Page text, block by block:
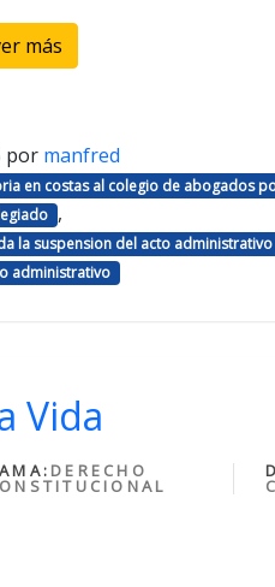
más
por manfred
en costas al colegio de abogados
,
la suspension del acto
administrativo
Vida
DERECHO